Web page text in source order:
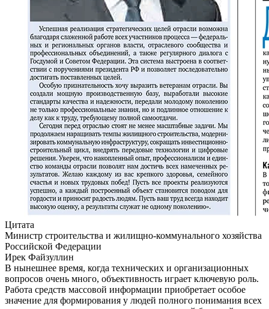
Цитата
Министр строительства и жилищно-коммунального хозяйства
Российской Федерации
Ирек Файзуллин
В нынешнее время, когда технических и организационных
вопросов очень много, объективность играет ключевую роль.
Работа средств массовой информации приобретает особое
значение для формирования у людей полного понимания всех